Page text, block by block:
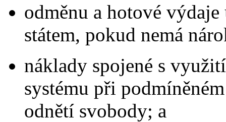
odměnu a hotové
státem, pokud nemá
náklady spojené s
systému při
odnětí svobody; a